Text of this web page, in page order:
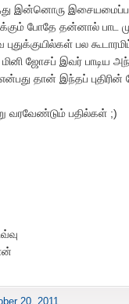
இன்னொரு
போதே தன்னால் பாட
பல
மினி ஜோசப் இவர் பாடிய
தான் இந்தப் புதிரின்
பதில்கள் ;)
20, 2011